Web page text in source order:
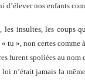
nos enfants
les insultes, les coups
tu », non certes comme
furent spoliées au
n’était jamais la